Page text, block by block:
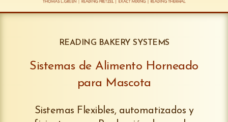
READING BAKERY SYSTEMS
Sistemas de Alimento Horneado
para Mascota
Sistemas Flexibles, automatizados y